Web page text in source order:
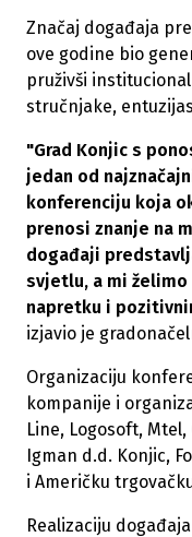
Značaj događaja
ove godine bio
pruživši
stručnjake,
"Grad Konjic s
jedan od
konferenciju koja
prenosi znanje na
događaji
svjetlu, a mi
napretku i
izjavio je
Organizaciju
kompanije i
Line, Logosoft,
Igman d.d. Konjic,
i Američku
Realizaciju